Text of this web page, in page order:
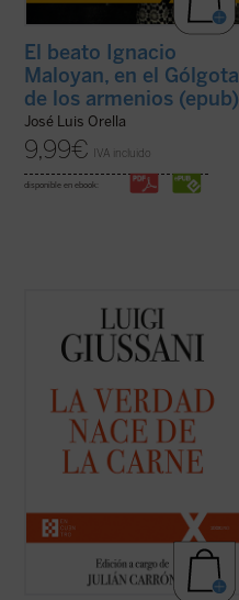
El beato Ignacio
Maloyan, en el Gólgota
de los armenios (epub)
José Luis Orella
9,99€ IVA incluido
disponible en ebook:
El presente volumen recoge las lecciones
pronunciadas por don Luigi Giussani en los
Ejercicios Espirituales de la Fraternidad de
Comunión y Liberación --y los diálogos
consecuentes--, celebrados entre 1988 y
¿Qué es el cristianismo ...(ver ficha)